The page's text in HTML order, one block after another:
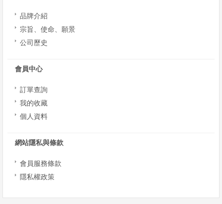
品牌介紹
宗旨、使命、願景
公司歷史
會員中心
訂單查詢
我的收藏
個人資料
網站隱私與條款
會員服務條款
隱私權政策